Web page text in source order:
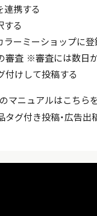
連携する
する
ラーミーショップに
審査 ※審査には数日
付けして投稿する
のマニュアルはこちら
タグ付き投稿・広告